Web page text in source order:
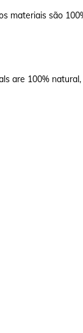
materiais são
are 100%